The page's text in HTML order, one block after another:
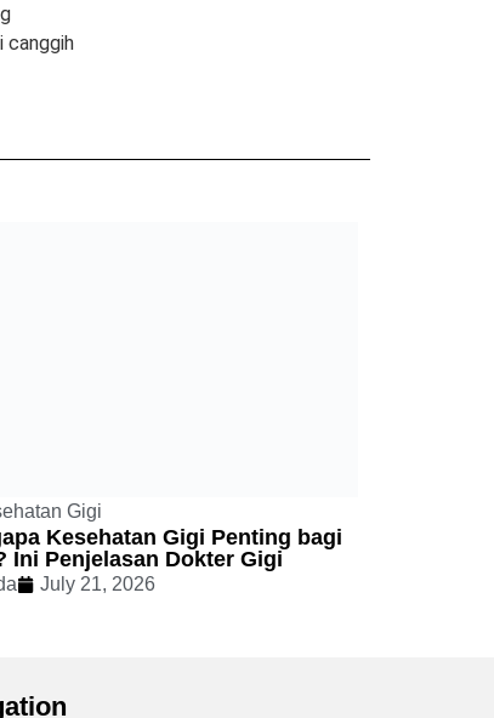
canggih
Gigi
Kesehatan Gigi Penting bagi
Ini Penjelasan Dokter Gigi
July 21, 2026